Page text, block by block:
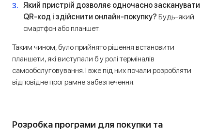
Який пристрій дозволяє одночасно засканувати
QR-код і здійснити онлайн-покупку? Будь-який
смартфон або планшет.
Таким чином, було прийнято рішення встановити
планшети, які виступали б у ролі терміналів
самообслуговування. І вже під них почали розробляти
відповідне програмне забезпечення.
Розробка програми для покупки та